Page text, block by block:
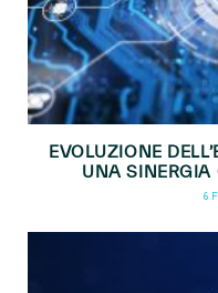
EVOLUZIONE
UNA SINERGIA
6